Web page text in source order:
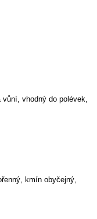
vhodný do polévek,
kmín obyčejný,